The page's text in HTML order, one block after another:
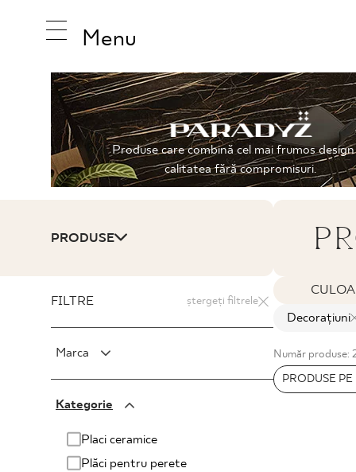
Menu
PENTRU
AFACERI
Produse care combină cel mai frumos design
calitatea fără compromisuri.
PRODUSE
FILTRE ștergeți filtrele
Marca
PARADYŻ Classica
SENSES
Kategorie
Placi ceramice
Plăci pentru perete
Decorațiuni
Număr produse:
PRODUSE